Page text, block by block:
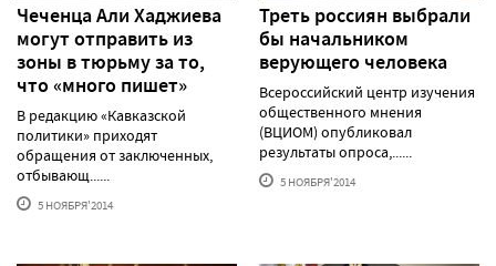
Чеченца Али Хаджиева
могут отправить из
зоны в тюрьму за то,
что «много пишет»
В редакцию «Кавказской
политики» приходят
обращения от заключенных,
отбывающ......
5 НОЯБРЯ'2014
Треть россиян выбрали
бы начальником
верующего человека
Всероссийский центр изучения
общественного мнения
(ВЦИОМ) опубликовал
результаты опроса,......
5 НОЯБРЯ'2014